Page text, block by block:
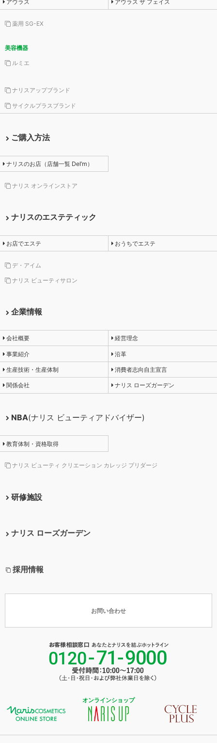
アウラス アウラス ザ フェイス
薬用 SG-EX
美容機器
ルミエ
ナリスアップブランド
サイクルプラスブランド
ご購入方法
ナリスのお店（店舗一覧 DeI’m）
ナリス オンラインストア
ナリスのエステティック
お店でエステ おうちでエステ
デ・アイム
ナリス ビューティサロン
企業情報
会社概要 経営理念
事業紹介 沿革
生産技術・生産体制 消費者志向自主宣言
関係会社 ナリス ローズガーデン
NBA(ナリス ビューティアドバイザー)
教育体制・資格取得
ナリス ビューティ クリエーション カレッジ プリダージ
研修施設
ナリス ローズガーデン
採用情報
お問い合わせ
オンラインショップ